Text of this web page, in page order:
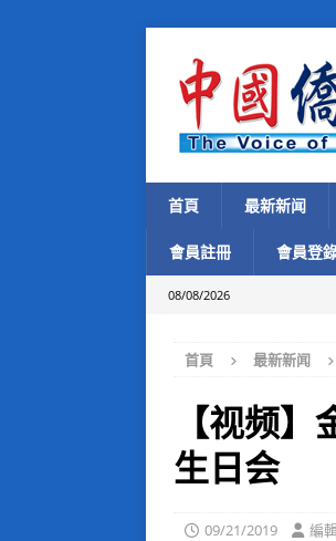
首頁 最新新闻
會員註冊 會員登
08/08/2026
首頁 最新新闻
【视频
生日会
09/21/2019 編